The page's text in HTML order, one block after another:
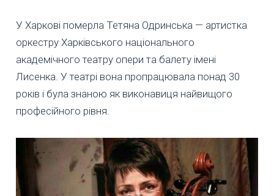
У Харкові померла Тетяна Одринська — артистка
оркестру Харківського національного
академічного театру опери та балету імені
Лисенка. У театрі вона пропрацювала понад 30
років і була знаною як виконавиця найвищого
професійного рівня.